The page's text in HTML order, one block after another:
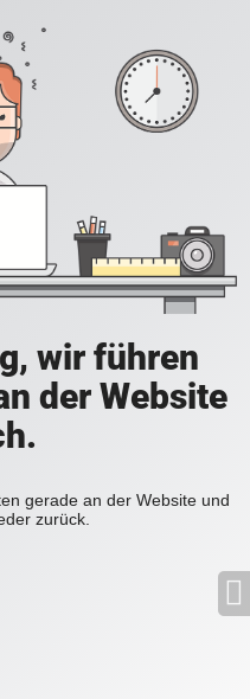
wir führen
der Website
gerade an der Website und
zurück.